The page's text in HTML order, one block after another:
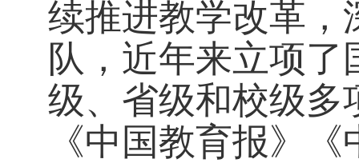
续推进教学改革，
队，近年来立项
级、省级和校级多
《中国教育报》